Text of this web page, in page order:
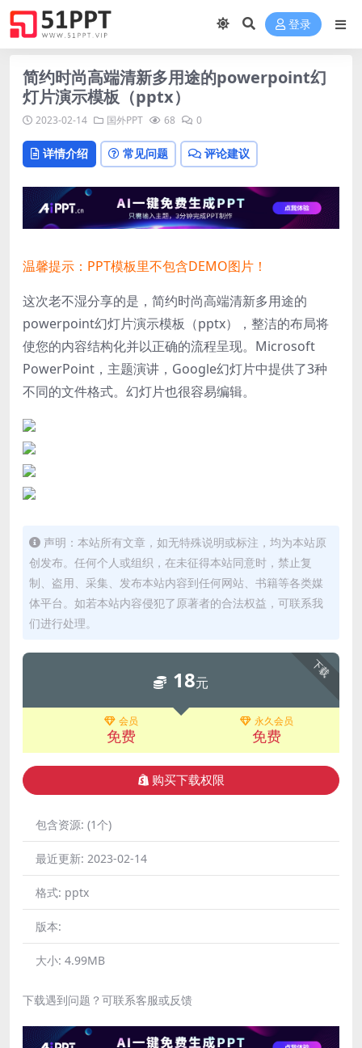
登录
简约时尚高端清新多用途的powerpoint幻
灯片演示模板（pptx）
2023-02-14 国外PPT 68 0
详情介绍 常见问题 评论建议
温馨提示：PPT模板里不包含DEMO图片！
这次老不湿分享的是，简约时尚高端清新多用途的
powerpoint幻灯片演示模板（pptx）， 整洁的布局将
使您的内容结构化并以正确的流程呈现。 Microsoft
PowerPoint，主题演讲，Google幻灯片中提供了3种
不同的文件格式。 幻灯片也很容易编辑。
声明：本站所有文章，如无特殊说明或标注，均为本站原
创发布。任何个人或组织，在未征得本站同意时，禁止复
制、盗用、采集、发布本站内容到任何网站、书籍等各类媒
体平台。如若本站内容侵犯了原著者的合法权益，可联系我
们进行处理。
下载
18元
会员
免费
永久会员
免费
购买下载权限
包含资源: (1个)
最近更新: 2023-02-14
格式: pptx
版本:
大小: 4.99MB
下载遇到问题？可联系客服或反馈